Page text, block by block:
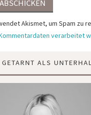
Akismet, um Spam zu
verarbeitet
ALS